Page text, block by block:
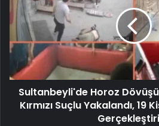
Sultanbeyli'de Horoz Dövüşü
Kırmızı Suçlu Yakalandı, 19